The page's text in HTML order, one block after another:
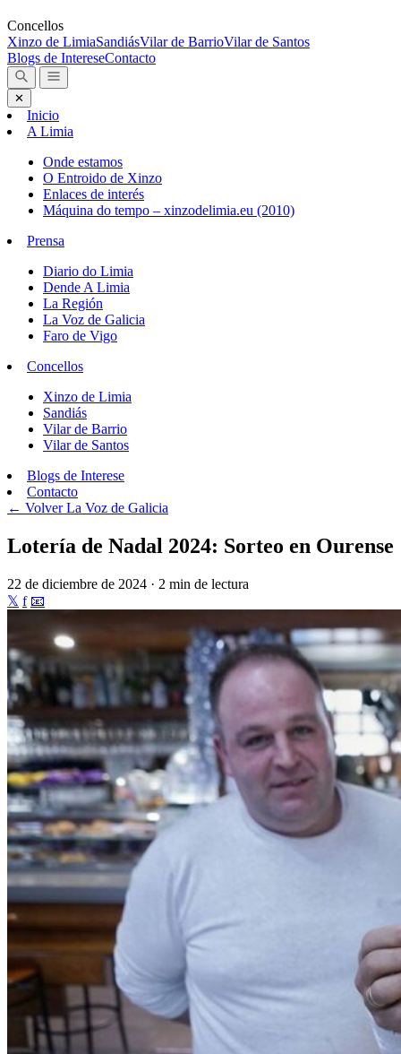
Concellos
Xinzo de LimiaSandiásVilar de BarrioVilar de Santos
Blogs de IntereseContacto
✕
Inicio
A Limia
Onde estamos
O Entroido de Xinzo
Enlaces de interés
Máquina do tempo – xinzodelimia.eu (2010)
Prensa
Diario do Limia
Dende A Limia
La Región
La Voz de Galicia
Faro de Vigo
Concellos
Xinzo de Limia
Sandiás
Vilar de Barrio
Vilar de Santos
Blogs de Interese
Contacto
← VolverLa Voz de Galicia
Lotería de Nadal 2024: Sorteo en Ourense
22 de diciembre de 2024 · 2 min de lectura
𝕏 f 📧